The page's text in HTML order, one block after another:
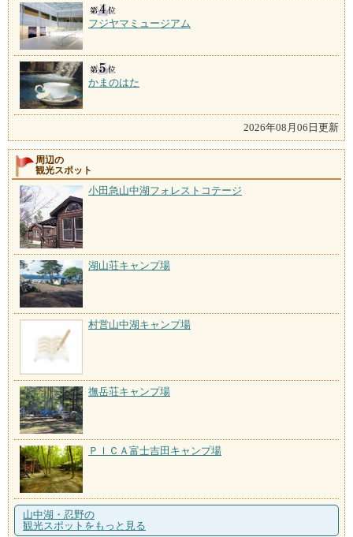
フジヤマミュージアム
かまのはた
2026年08月06日更新
周辺の
観光スポット
小田急山中湖フォレストコテージ
湖山荘キャンプ場
村営山中湖キャンプ場
撫岳荘キャンプ場
ＰＩＣＡ富士吉田キャンプ場
山中湖・忍野の
観光スポットをもっと見る